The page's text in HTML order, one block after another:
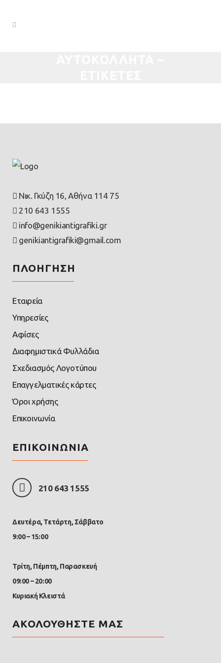
Νικ. Γκύζη 16, Αθήνα 114 75
210 643 1555
info@genikiantigrafiki.gr
genikiantigrafiki@gmail.com
ΠΛΟΗΓΗΣΗ
Εταιρεία
Υπηρεσίες
Αφίσες
Διαφημιστικά Φυλλάδια
Σχεδιασμός Λογοτύπου
Επαγγελματικές κάρτες
Όροι χρήσης
Επικοινωνία
ΕΠΙΚΟΙΝΩΝΙΑ
210 643 1555
Δευτέρα, Τετάρτη, Σάββατο
9:00 – 15:00
Τρίτη, Πέμπτη, Παρασκευή
09:00 – 20:00
Κυριακή Κλειστά
ΑΚΟΛΟΥΘΗΣΤΕ ΜΑΣ